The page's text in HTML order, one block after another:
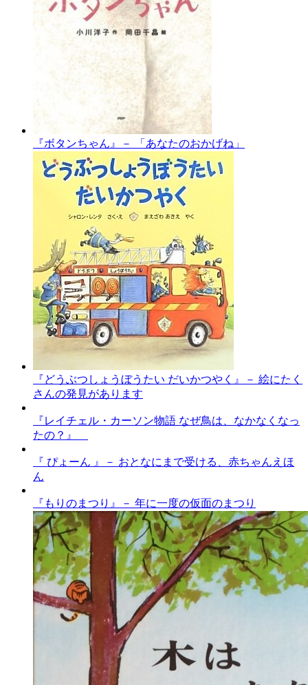
『ボタンちゃん』－ 「あなたのおかげね」
『どうぶつしょうぼうたい だいかつやく』－ 絵にたく
さんの発見があります
『レイチェル・カーソン物語 なぜ鳥は、なかなくなっ
たの？』
『 ぴょーん 』－ おとなにまで受ける、赤ちゃんえほ
ん
『もりのまつり』－ 年に一度の仮面のまつり